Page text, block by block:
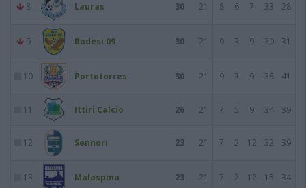
8 Lauras 30 21 8 6 7 33 28
9 Badesi 09 30 21 9 3 9 30 31
10 Portotorres 30 21 9 3 9 38 41
11 Ittiri Calcio 26 21 7 5 9 34 39
12 Sennori 23 21 7 2 12 32 39
13 Malaspina 23 21 7 2 12 15 34